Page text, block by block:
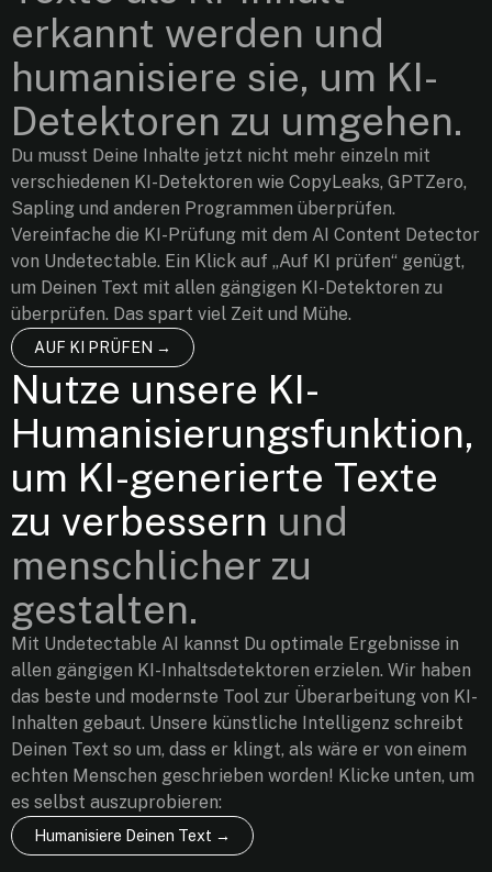
erkannt werden und
humanisiere sie, um KI-
Detektoren zu umgehen.
Du musst Deine Inhalte jetzt nicht mehr einzeln mit
verschiedenen KI-Detektoren wie CopyLeaks, GPTZero,
Sapling und anderen Programmen überprüfen.
Vereinfache die KI-Prüfung mit dem AI Content Detector
von Undetectable. Ein Klick auf „Auf KI prüfen“ genügt,
um Deinen Text mit allen gängigen KI-Detektoren zu
überprüfen. Das spart viel Zeit und Mühe.
AUF KI PRÜFEN →
Nutze unsere KI-
Humanisierungsfunktion,
um KI-generierte Texte
zu verbessern und
menschlicher zu
gestalten.
Mit Undetectable AI kannst Du optimale Ergebnisse in
allen gängigen KI-Inhaltsdetektoren erzielen. Wir haben
das beste und modernste Tool zur Überarbeitung von KI-
Inhalten gebaut. Unsere künstliche Intelligenz schreibt
Deinen Text so um, dass er klingt, als wäre er von einem
echten Menschen geschrieben worden! Klicke unten, um
es selbst auszuprobieren:
Humanisiere Deinen Text →